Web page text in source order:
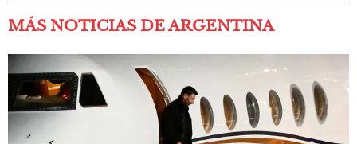
MÁS NOTICIAS DE ARGENTINA